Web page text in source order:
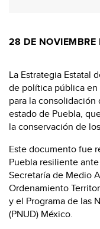
28 DE
La Estrategia Estatal
de política pública
para la
estado de Puebla,
la conservación de
Este documento fue
Puebla resiliente
Secretaría de Medio
Ordenamiento
y el Programa de las
(PNUD) México.